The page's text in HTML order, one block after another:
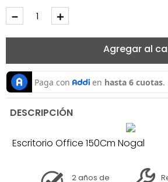
＋
－
Agregar al
DESCRIPCIÓN
Escritorio Office 150Cm Nogal
2 años de